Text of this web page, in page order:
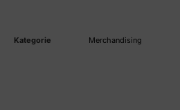
Kategorie Merchandising